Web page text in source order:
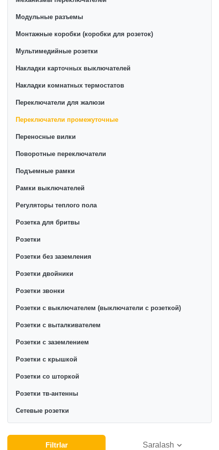
Модульные разъемы
Монтажные коробки (коробки для розеток)
Мультимедийные розетки
Накладки карточных выключателей
Накладки комнатных термостатов
Переключатели для жалюзи
Переключатели промежуточные
Переносные вилки
Поворотные переключатели
Подъемные рамки
Рамки выключателей
Регуляторы теплого пола
Розетка для бритвы
Розетки
Розетки без заземления
Розетки двойники
Розетки звонки
Розетки с выключателем (выключатели с розеткой)
Розетки с выталкивателем
Розетки с заземлением
Розетки с крышкой
Розетки со шторкой
Розетки тв-антенны
Сетевые розетки
Filtrlar Saralash